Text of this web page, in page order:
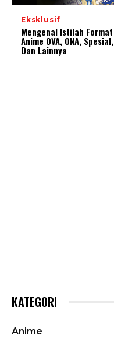
Eksklusif
Mengenal Istilah Format
Anime OVA, ONA, Spesial,
Dan Lainnya
KATEGORI
Anime